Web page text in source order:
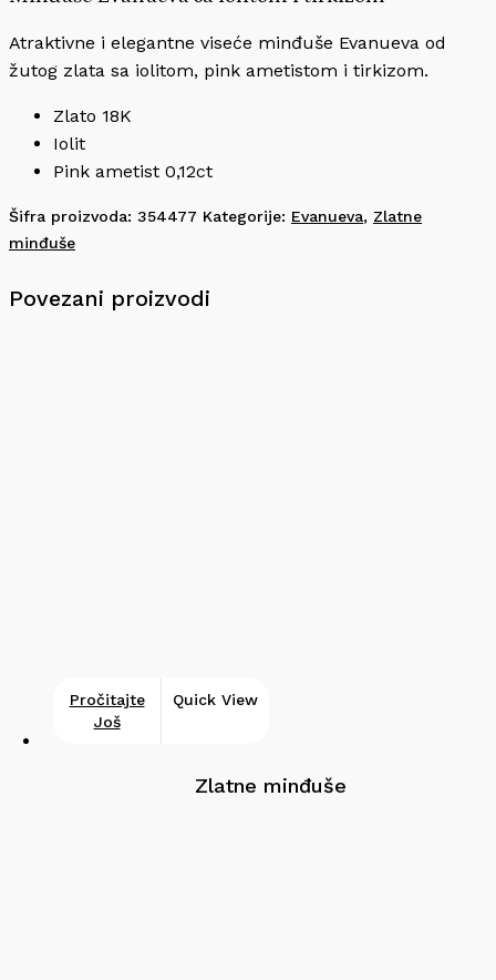
Atraktivne i elegantne viseće minđuše Evanueva od
žutog zlata sa iolitom, pink ametistom i tirkizom.
Zlato 18K
Iolit
Pink ametist 0,12ct
Šifra proizvoda: 354477 Kategorije: Evanueva, Zlatne
minđuše
Povezani proizvodi
Pročitajte
Još
Quick View
Zlatne minđuše